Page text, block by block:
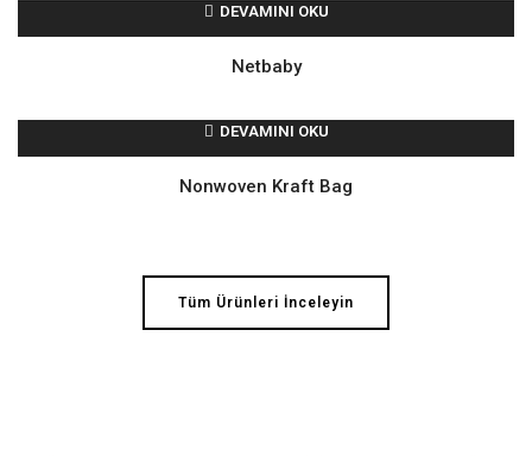
DEVAMINI OKU
Netbaby
DEVAMINI OKU
Nonwoven Kraft Bag
Tüm Ürünleri İnceleyin